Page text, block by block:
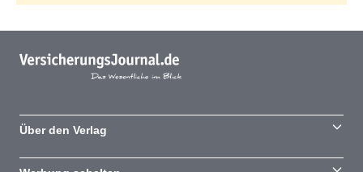
Über den Verlag